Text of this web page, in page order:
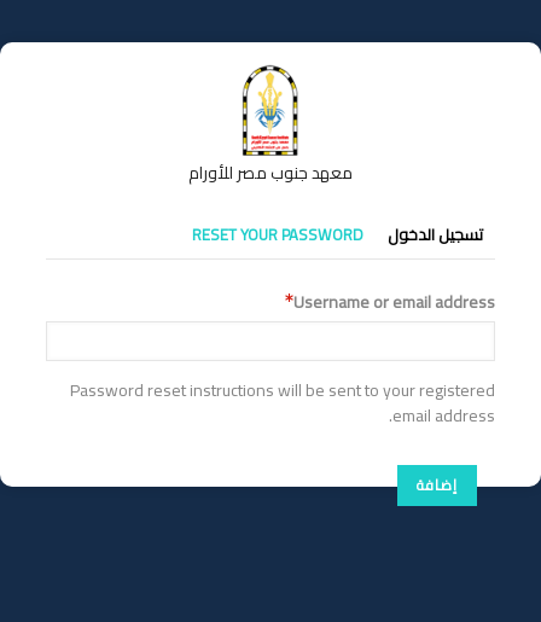
إلى
المحتوى
معهد جنوب مصر للأورام
التبويبات
الأساسية
تسجيل الدخول RESET YOUR PASSWORD
Username or email address
Password reset instructions will be sent to your registered
email address.